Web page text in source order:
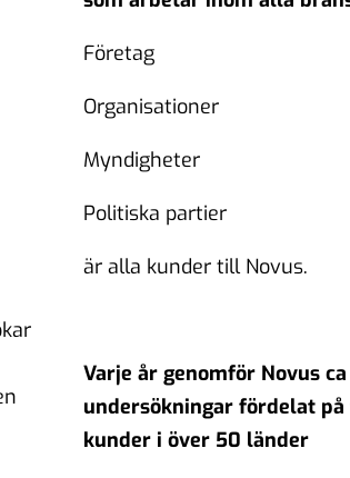
Företag
Organisationer
Myndigheter
Politiska partier
är alla kunder till Novus.
Varje år genomför Novus
undersökningar fördelat
kunder i över 50 länder